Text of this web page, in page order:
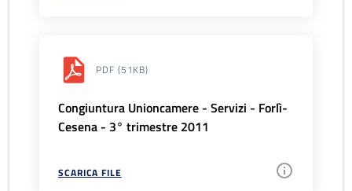
PDF (51KB)
Congiuntura Unioncamere - Servizi - Forlì-
Cesena - 3° trimestre 2011
SCARICA FILE